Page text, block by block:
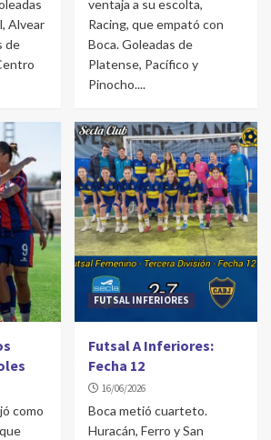
Alvear
de
ventaja a su escolta,
Racing, que empató con
Boca. Goleadas de
Platense, Pacífico y
Pinocho....
como
FUTSAL INFERIORES
Futsal A Inferiores:
Fecha 12
16/06/2026
Boca metió cuarteto.
Huracán, Ferro y San